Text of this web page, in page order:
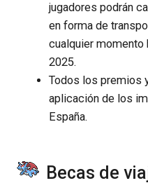
jugadores podrán
en forma de
cualquier
2025.
Todos los premios
aplicación de los
España.
Becas de